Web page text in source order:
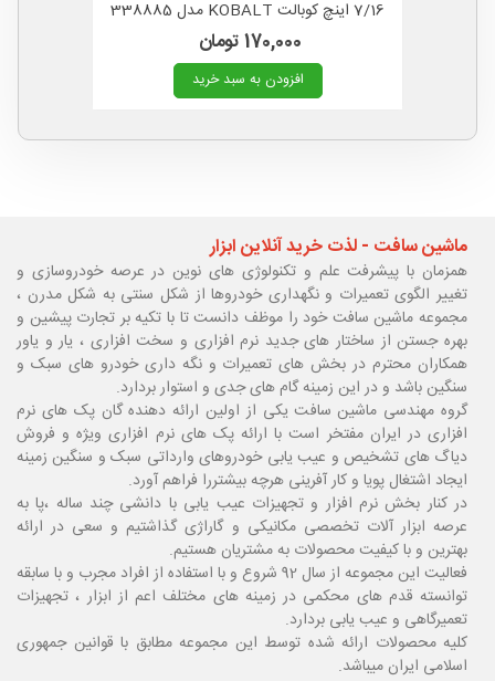
7/16 اینچ کوبالت KOBALT مدل 338885
آمریکا
170,000 تومان
افزودن به سبد خرید
ماشین سافت - لذت خرید آنلاین ابزار
همزمان با پیشرفت علم و تکنولوژی های نوین در عرصه خودروسازی و
تغییر الگوی تعمیرات و نگهداری خودروها از شکل سنتی به شکل مدرن ،
مجموعه ماشین سافت خود را موظف دانست تا با تکیه بر تجارت پیشین و
بهره جستن از ساختار های جدید نرم افزاری و سخت افزاری ، یار و یاور
همکاران محترم در بخش های تعمیرات و نگه داری خودرو های سبک و
سنگین باشد و در این زمینه گام های جدی و استوار بردارد.
گروه مهندسی ماشین سافت یکی از اولین ارائه دهنده گان پک های نرم
افزاری در ایران مفتخر است با ارائه پک های نرم افزاری ویژه و فروش
دیاگ های تشخیص و عیب یابی خودروهای وارداتی سبک و سنگین زمینه
ایجاد اشتغال پویا و کار آفرینی هرچه بیشتررا فراهم آورد.
در کنار بخش نرم افزار و تجهیزات عیب یابی با دانشی چند ساله ،پا به
عرصه ابزار آلات تخصصی مکانیکی و گاراژی گذاشتیم و سعی در ارائه
بهترین و با کیفیت محصولات به مشتریان هستیم.
فعالیت این مجموعه از سال 92 شروع و با استفاده از افراد مجرب و با سابقه
توانسته قدم های محکمی در زمینه های مختلف اعم از ابزار ، تجهیزات
تعمیرگاهی و عیب یابی بردارد.
کلیه محصولات ارائه شده توسط این مجموعه مطابق با قوانین جمهوری
اسلامی ایران میباشد.